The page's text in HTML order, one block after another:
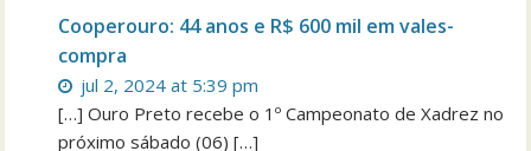
Cooperouro: 44 anos e R$ 600 mil em vales-
compra
jul 2, 2024 at 5:39 pm
[…] Ouro Preto recebe o 1º Campeonato de Xadrez no
próximo sábado (06) […]